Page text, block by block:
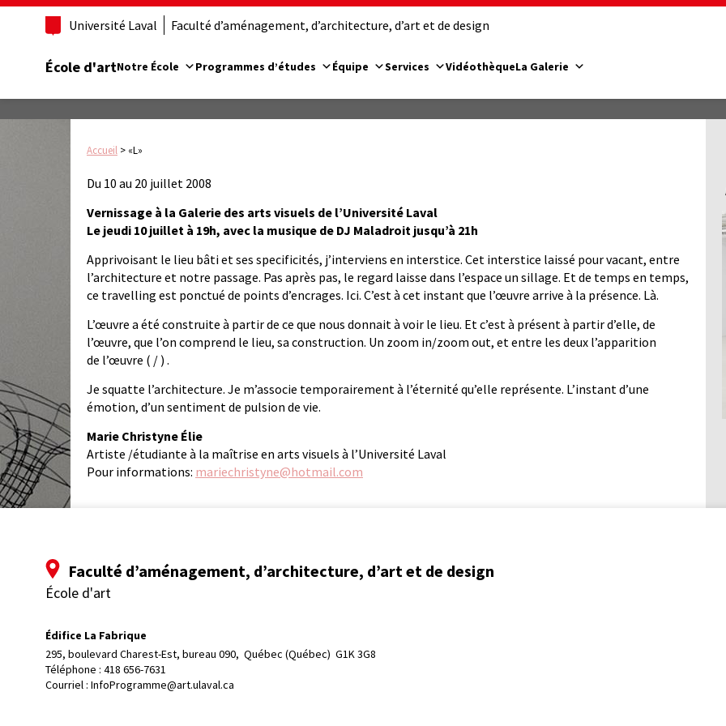
Université Laval Faculté d’aménagement, d’architecture, d’art et de design
École d'artNotre École Programmes d’études Équipe Services VidéothèqueLa Galerie
Accueil > «L»
Du 10 au 20 juillet 2008
Vernissage à la Galerie des arts visuels de l’Université Laval
Le jeudi 10 juillet à 19h, avec la musique de DJ Maladroit jusqu’à 21h
Apprivoisant le lieu bâti et ses specificités, j’interviens en interstice. Cet interstice laissé pour vacant, entre
l’architecture et notre passage. Pas après pas, le regard laisse dans l’espace un sillage. Et de temps en temps,
ce travelling est ponctué de points d’encrages. Ici. C’est à cet instant que l’œuvre arrive à la présence. Là.
L’œuvre a été construite à partir de ce que nous donnait à voir le lieu. Et c’est à présent à partir d’elle, de
l’œuvre, que l’on comprend le lieu, sa construction. Un zoom in/zoom out, et entre les deux l’apparition
de l’œuvre ( / ) .
Je squatte l’architecture. Je m’associe temporairement à l’éternité qu’elle représente. L’instant d’une
émotion, d’un sentiment de pulsion de vie.
Marie Christyne Élie
Artiste /étudiante à la maîtrise en arts visuels à l’Université Laval
Pour informations: mariechristyne@hotmail.com
Faculté d’aménagement, d’architecture, d’art et de design
École d'art
Édifice La Fabrique
295, boulevard Charest-Est, bureau 090, Québec (Québec)  G1K 3G8
Téléphone : 418 656-7631
Courriel : InfoProgramme@art.ulaval.ca